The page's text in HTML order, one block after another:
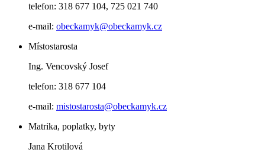
telefon: 318 677 104, 725 021 740
e-mail: obeckamyk@obeckamyk.cz
Místostarosta
Ing. Vencovský Josef
telefon: 318 677 104
e-mail: mistostarosta@obeckamyk.cz
Matrika, poplatky, byty
Jana Krotilová